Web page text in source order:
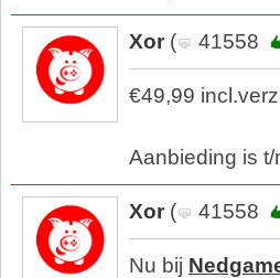
Xor ( 41558
€49,99
Aanbieding is
Xor ( 41558
Nu bij